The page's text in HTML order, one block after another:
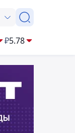
₽5.78